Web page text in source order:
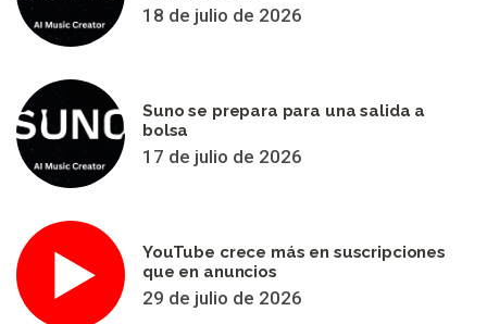
18 de julio de 2026
Suno se prepara para una salida a
bolsa
17 de julio de 2026
YouTube crece más en suscripciones
que en anuncios
29 de julio de 2026